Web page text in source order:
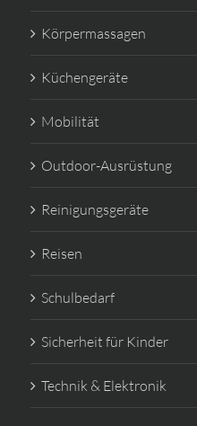
Körpermassagen
Küchengeräte
Mobilität
Outdoor-Ausrüstung
Reinigungsgeräte
Reisen
Schulbedarf
Sicherheit für Kinder
Technik & Elektronik